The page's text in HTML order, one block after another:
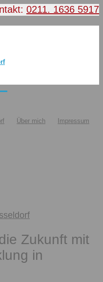
0211. 1636 5917
Über mich Impressum
Zukunft mit
in